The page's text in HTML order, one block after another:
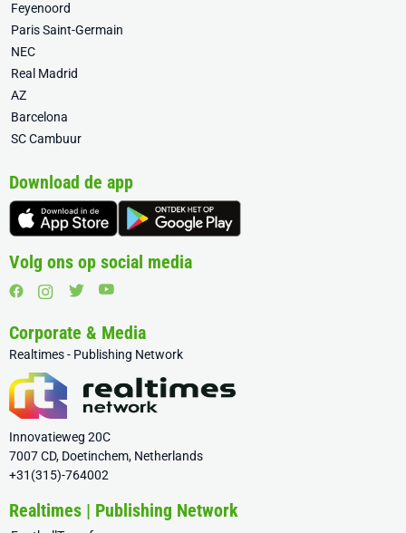
Feyenoord
Paris Saint-Germain
NEC
Real Madrid
AZ
Barcelona
SC Cambuur
Download de app
Volg ons op social media
Corporate & Media
Realtimes - Publishing Network
Innovatieweg 20C
7007 CD, Doetinchem, Netherlands
+31(315)-764002
Realtimes | Publishing Network